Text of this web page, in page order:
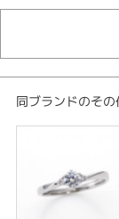
イロノハ
婚約指輪・結婚
ソリテール
同ブランドのその